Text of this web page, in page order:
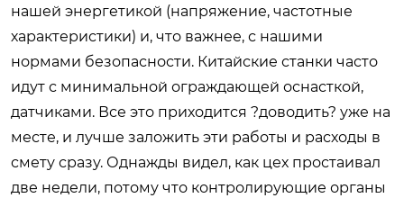
нашей энергетикой (напряжение, частотные
характеристики) и, что важнее, с нашими
нормами безопасности. Китайские станки часто
идут с минимальной ограждающей оснасткой,
датчиками. Все это приходится ?доводить? уже на
месте, и лучше заложить эти работы и расходы в
смету сразу. Однажды видел, как цех простаивал
две недели, потому что контролирующие органы